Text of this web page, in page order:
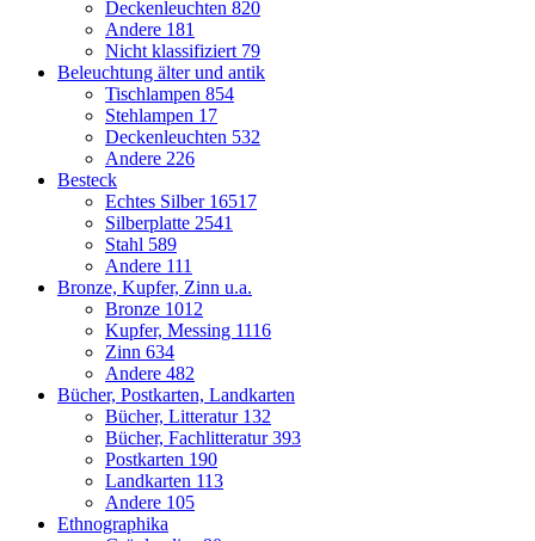
Deckenleuchten 820
Andere 181
Nicht klassifiziert 79
Beleuchtung älter und antik
Tischlampen 854
Stehlampen 17
Deckenleuchten 532
Andere 226
Besteck
Echtes Silber 16517
Silberplatte 2541
Stahl 589
Andere 111
Bronze, Kupfer, Zinn u.a.
Bronze 1012
Kupfer, Messing 1116
Zinn 634
Andere 482
Bücher, Postkarten, Landkarten
Bücher, Litteratur 132
Bücher, Fachlitteratur393
Postkarten 190
Landkarten 113
Andere 105
Ethnographika